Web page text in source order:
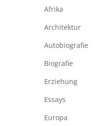
Afrika
Architektur
Autobiografie
Biografie
Erziehung
Essays
Europa